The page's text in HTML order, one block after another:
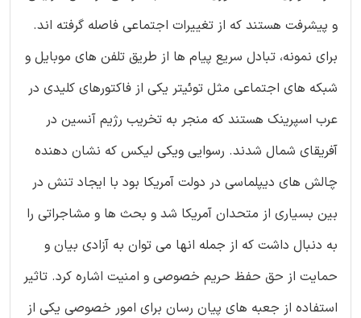
و پیشرفت هستند که از تغییرات اجتماعی فاصله گرفته اند.
برای نمونه، تبادل سریع پیام ها از طریق تلفن های موبایل و
شبکه های اجتماعی مثل توئیتر یکی از فاکتورهای کلیدی در
عرب اسپرینک هستند که منجر به تخریب رژیم آنسین در
آفریقای شمال شدند. رسوایی ویکی لیکس که نشان دهنده
چالش های دیپلماسی در دولت آمریکا بود با ایجاد تنش در
بین بسیاری از متحدان آمریکا شد و بحث ها و مشاجراتی را
به دنبال داشت که از جمله انها می توان به آزادی بیان و
حمایت از حق حفظ حریم خصوصی و امنیت اشاره کرد. تاثیر
استفاده از جعبه های پیان رسان برای امور خصوصی یکی از